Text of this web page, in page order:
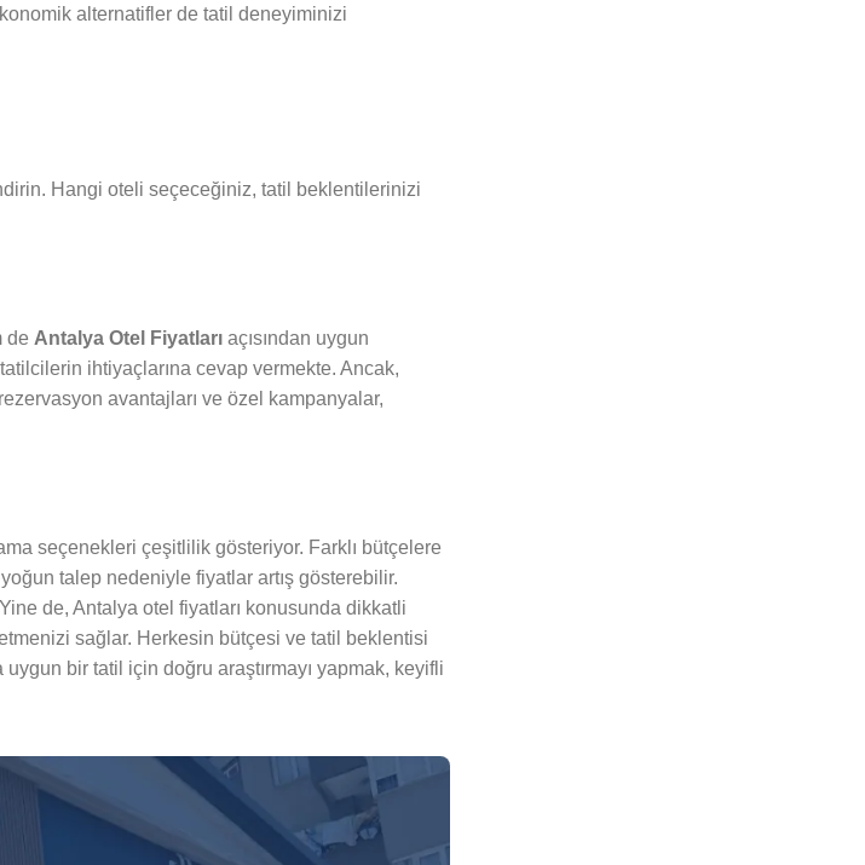
alternatifler de tatil deneyiminizi
Hangi oteli seçeceğiniz, tatil beklentilerinizi
de Antalya Otel Fiyatları açısından uygun
ihtiyaçlarına cevap vermekte. Ancak,
avantajları ve özel kampanyalar,
seçenekleri çeşitlilik gösteriyor. Farklı bütçelere
talep nedeniyle fiyatlar artış gösterebilir.
de, Antalya otel fiyatları konusunda dikkatli
sağlar. Herkesin bütçesi ve tatil beklentisi
bir tatil için doğru araştırmayı yapmak, keyifli